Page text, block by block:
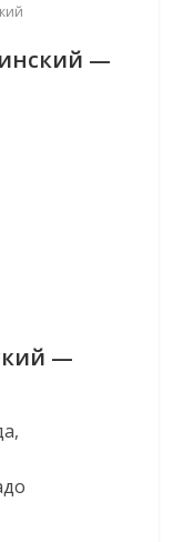
—
—